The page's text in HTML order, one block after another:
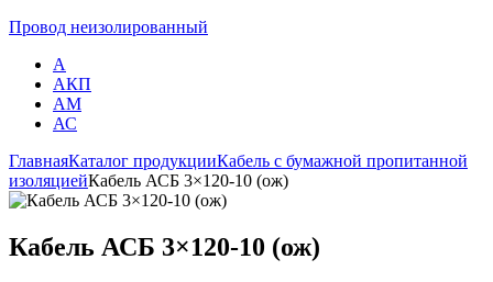
Провод неизолированный
А
АКП
АМ
АС
ГлавнаяКаталог продукцииКабель с бумажной пропитанной
изоляциейКабель АСБ 3×120-10 (ож)
Кабель АСБ 3×120-10 (ож)